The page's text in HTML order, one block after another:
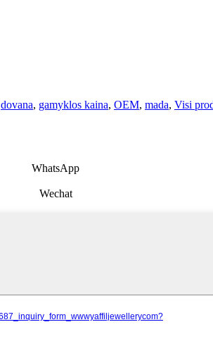
dovana, gamyklos kaina, OEM, mada, Visi
WhatsApp
Wechat